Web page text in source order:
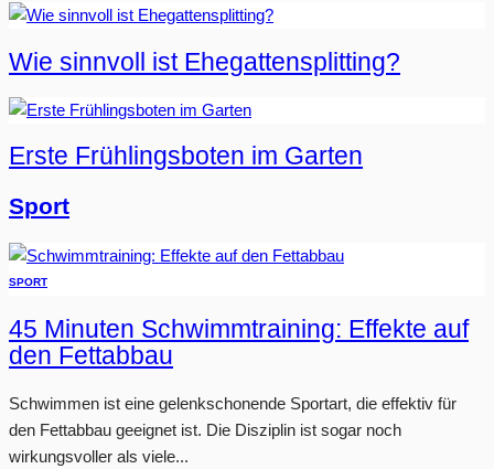
Wie sinnvoll ist Ehegattensplitting?
Erste Frühlingsboten im Garten
Sport
SPORT
45 Minuten Schwimmtraining: Effekte auf
den Fettabbau
Schwimmen ist eine gelenkschonende Sportart, die effektiv für
den Fettabbau geeignet ist. Die Disziplin ist sogar noch
wirkungsvoller als viele...